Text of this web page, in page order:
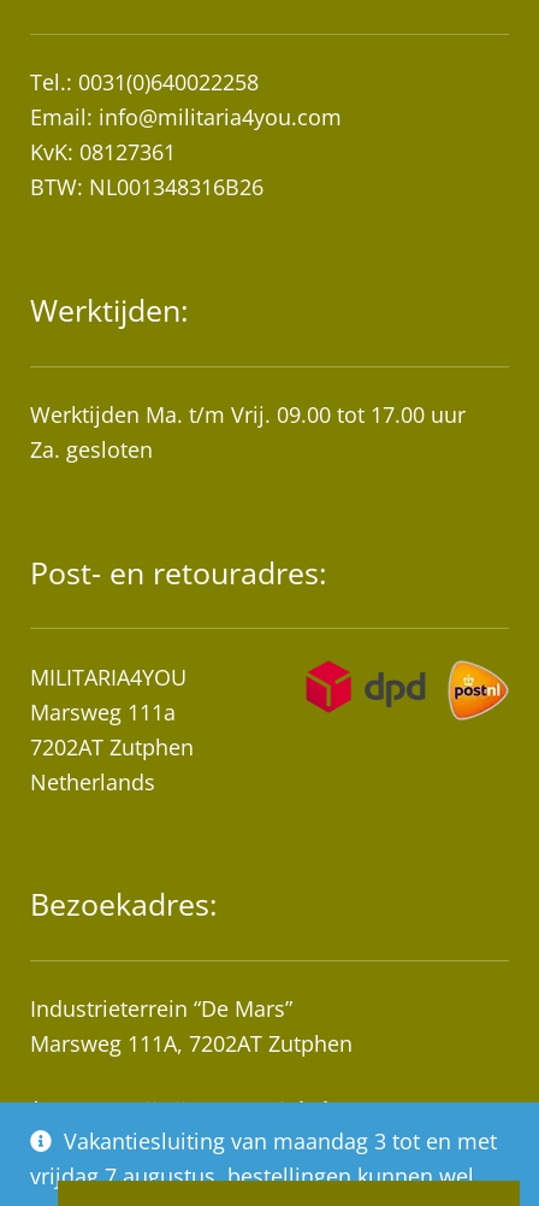
Vakantiesluiting van maandag 3 tot en met
vrijdag 7 augustus, bestellingen kunnen wel
Tel.: 0031(0)640022258
Email: info@militaria4you.com
KvK: 08127361
BTW: NL001348316B26
Werktijden:
Werktijden Ma. t/m Vrij. 09.00 tot 17.00 uur
Za. gesloten
Post- en retouradres:
MILITARIA4YOU
Marsweg 111a
7202AT Zutphen
Netherlands
Bezoekadres:
Industrieterrein “De Mars”
Marsweg 111A, 7202AT Zutphen
* Let op! Wij zijn geen winkel!
Afhalen van bestellingen op afspraak!